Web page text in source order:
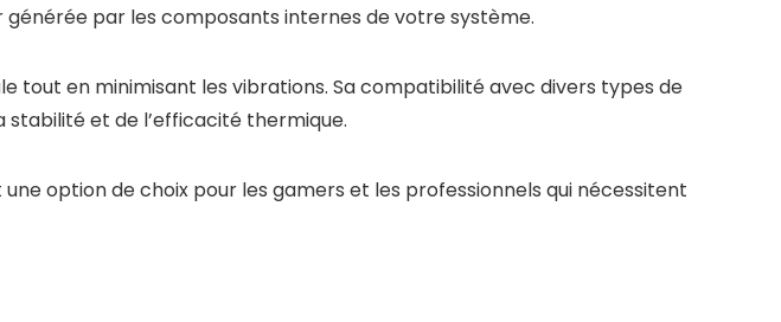
par les composants internes de votre système.
tout en minimisant les vibrations. Sa compatibilité avec divers types de
stabilité et de l’efficacité thermique.
option de choix pour les gamers et les professionnels qui nécessitent